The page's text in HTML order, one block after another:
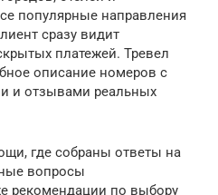
популярные направления
сразу видит
платежей. Тревел
описание номеров с
и отзывами реальных
где собраны ответы на
вопросы
рекомендации по выбору